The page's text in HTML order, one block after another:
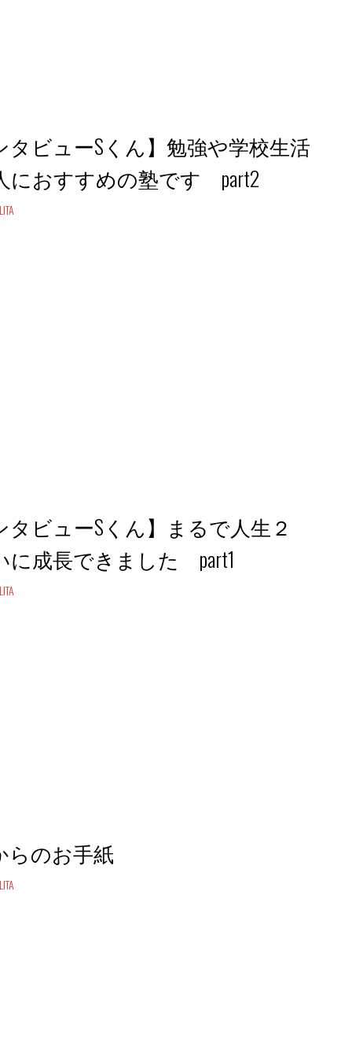
タビューSくん】勉強や学校生活
におすすめの塾です part2
タビューSくん】まるで人生２
に成長できました part1
らのお手紙